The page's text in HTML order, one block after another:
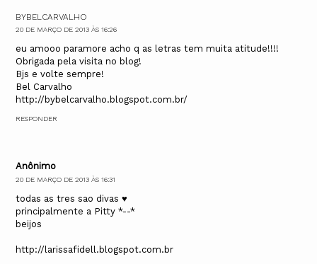
BYBELCARVALHO
20 DE MARÇO DE 2013 ÀS 16:26
eu amooo paramore acho q as letras tem muita atitude!!!!
Obrigada pela visita no blog!
Bjs e volte sempre!
Bel Carvalho
http://bybelcarvalho.blogspot.com.br/
RESPONDER
Anônimo
20 DE MARÇO DE 2013 ÀS 16:31
todas as tres sao divas ♥
principalmente a Pitty *--*
beijos
http://larissafidell.blogspot.com.br